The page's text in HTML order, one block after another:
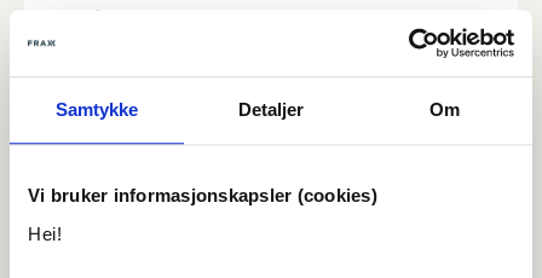
Samtykke Detaljer Om
Vi bruker informasjonskapsler (cookies)
Hei!
trygt og praktisk kurs for deg som vil gjøre mer
selv